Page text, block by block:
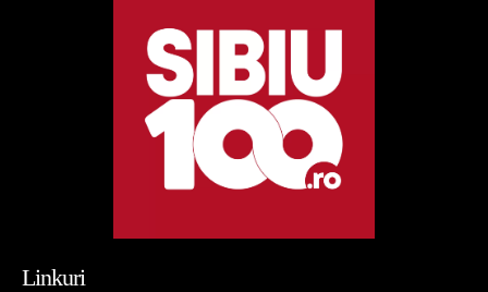
Linkuri